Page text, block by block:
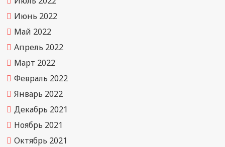
Июнь 2022
Май 2022
Апрель 2022
Март 2022
Февраль 2022
Январь 2022
Декабрь 2021
Ноябрь 2021
Октябрь 2021